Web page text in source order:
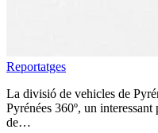
Reportatges
La divisió de vehicles de
Pyrénées 360º, un
de…